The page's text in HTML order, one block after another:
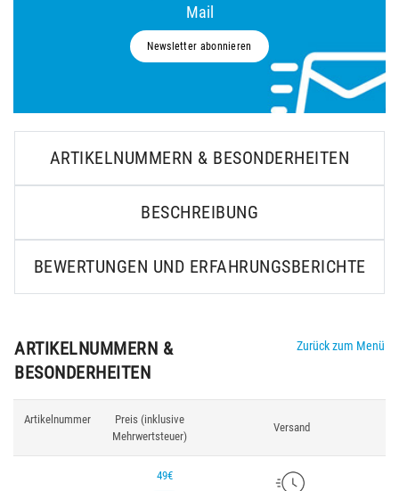
Mail
Newsletter abonnieren
ARTIKELNUMMERN & BESONDERHEITEN
BESCHREIBUNG
BEWERTUNGEN UND ERFAHRUNGSBERICHTE
ARTIKELNUMMERN &
BESONDERHEITEN
Zurück zum Menü
Artikelnummer
Preis (inklusive
Mehrwertsteuer)
Versand
49€